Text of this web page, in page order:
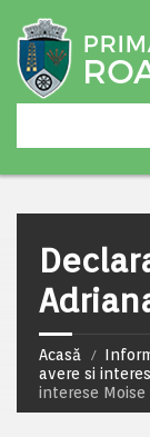
Acasă
avere si
interese Moise